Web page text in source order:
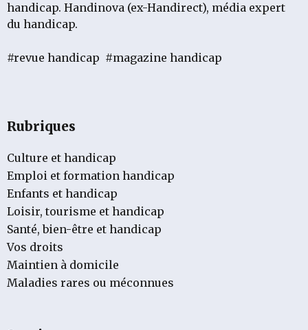
handicap. Handinova (ex-Handirect), média expert
du handicap.
#revue handicap #magazine handicap
Rubriques
Culture et handicap
Emploi et formation handicap
Enfants et handicap
Loisir, tourisme et handicap
Santé, bien-être et handicap
Vos droits
Maintien à domicile
Maladies rares ou méconnues